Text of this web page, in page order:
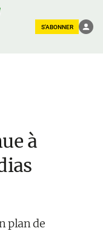
S'ABONNER
à
plan de